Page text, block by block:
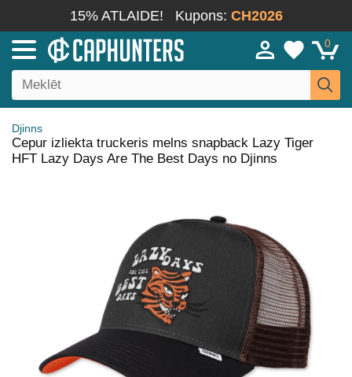
15% ATLAIDE! Kupons: CH2026
0
Djinns
Cepur izliekta truckeris melns snapback Lazy Tiger
HFT Lazy Days Are The Best Days no Djinns